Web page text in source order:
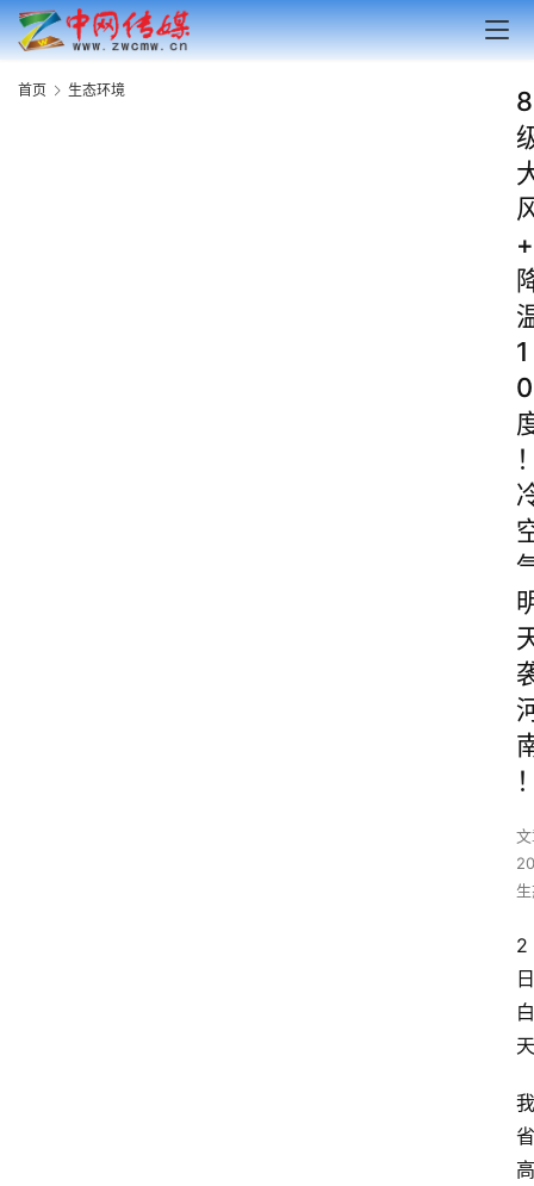
首页 生态环境
8
+
1
0
2
日
白
天
我
省
高